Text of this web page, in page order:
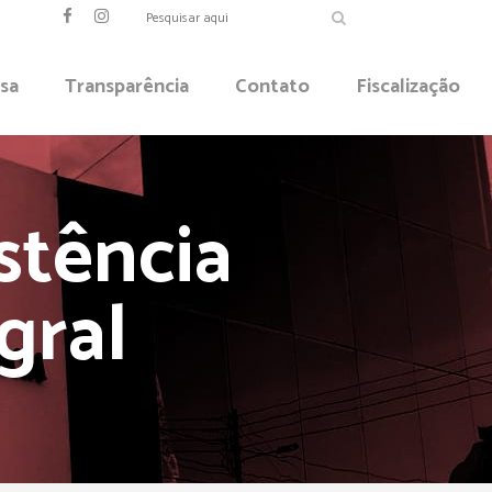
Transparência Contato Fiscalização